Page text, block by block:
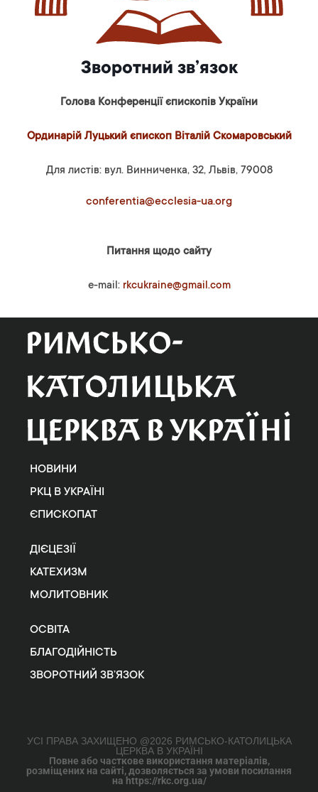
Зворотний зв’язок
Голова Конференції єпископів України
Ординарій Луцький єпископ Віталій Скомаровський
Для листів: вул. Винниченка, 32, Львів, 79008
conferentia@ecclesia-ua.org
Питання щодо сайту
e-mail: rkcukraine@gmail.com
НОВИНИ
РКЦ В УКРАЇНІ
ЄПИСКОПАТ
ДІЄЦЕЗІЇ
КАТЕХИЗМ
МОЛИТОВНИК
ОСВІТА
БЛАГОДІЙНІСТЬ
ЗВОРОТНИЙ ЗВ’ЯЗОК
УСІ ПРАВА ЗАХИЩЕНО @2026 РИМСЬКО-КАТОЛИЦЬКА
ЦЕРКВА В УКРАЇНІ
Повне або часткове використання матеріалів,
розміщених на сайті, дозволяється за умови посилання
на https://rkc.org.ua/